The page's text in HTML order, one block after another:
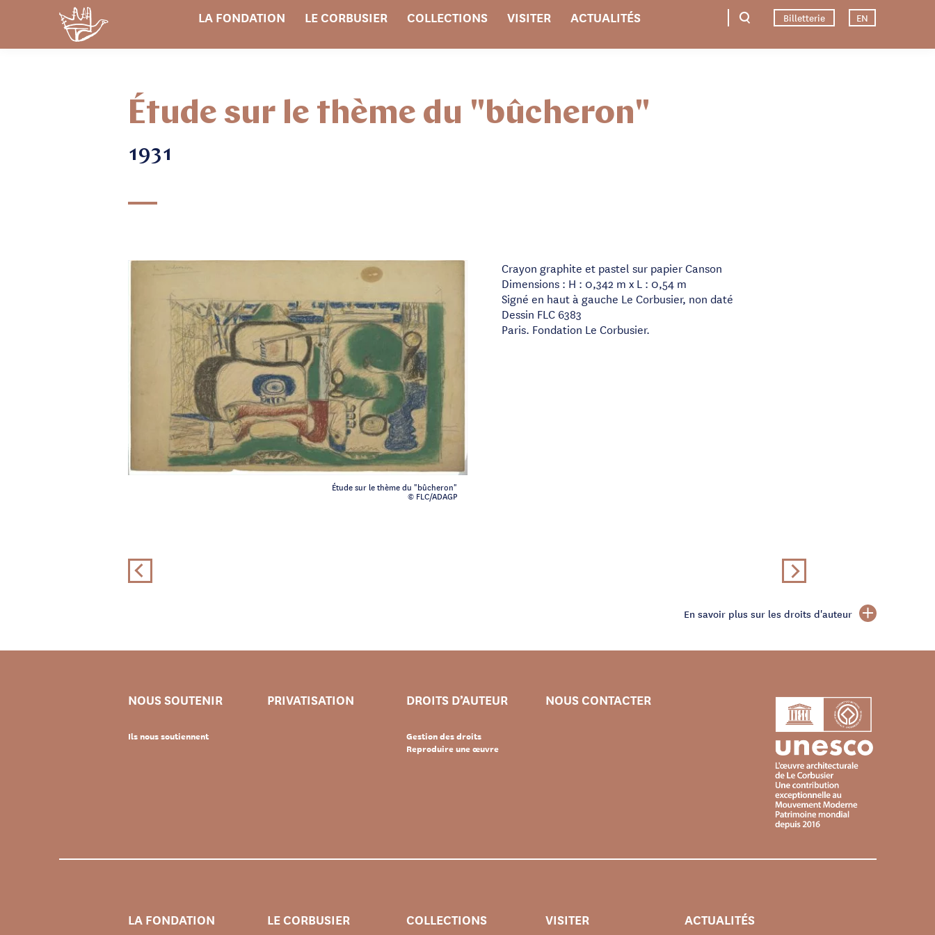
LA FONDATION LE CORBUSIER COLLECTIONS VISITER ACTUALITÉS Billetterie EN
Étude sur le thème du "bûcheron"
1931
Étude sur le thème du "bûcheron"
© FLC/ADAGP
Crayon graphite et pastel sur papier Canson
Dimensions : H : 0,342 m x L : 0,54 m
Signé en haut à gauche Le Corbusier, non daté
Dessin FLC 6383
Paris. Fondation Le Corbusier.
En savoir plus sur les droits d'auteur
NOUS SOUTENIR
Ils nous soutiennent
PRIVATISATION DROITS D’AUTEUR
Gestion des droits
Reproduire une œuvre
NOUS CONTACTER
LA FONDATION LE CORBUSIER COLLECTIONS VISITER ACTUALITÉS